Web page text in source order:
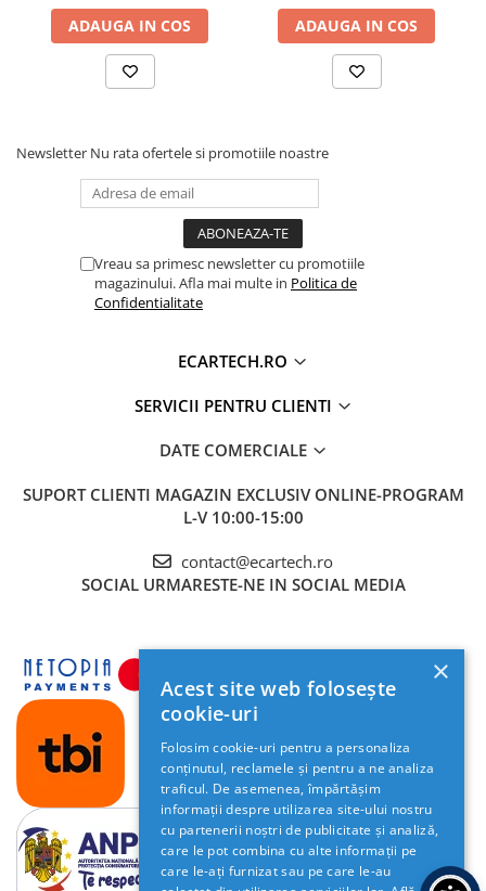
Camera marsarier dedicata
Adaptoare Navigatii
Rame adaptare 2DIN
Accesorii auto
Suport Telefon
Senzori Parcare
Lumini Ambientale
Testere auto
Pompe transfer
Camera Endoscop
Trusa cale distributie
Echipamente service auto
Huse volan
Chei si truse chei
Bricolaj
ADAUGA IN COS ADAUGA IN COS
Newsletter Nu rata ofertele si promotiile noastre
Vreau sa primesc newsletter cu promotiile
magazinului. Afla mai multe in Politica de
Confidentialitate
ECARTECH.RO
SERVICII PENTRU CLIENTI
DATE COMERCIALE
SUPORT CLIENTI MAGAZIN EXCLUSIV ONLINE-PROGRAM
L-V 10:00-15:00
contact@ecartech.ro
SOCIAL URMARESTE-NE IN SOCIAL MEDIA
×
Acest site web folosește
cookie-uri
Folosim cookie-uri pentru a personaliza
conținutul, reclamele și pentru a ne analiza
traficul. De asemenea, împărtășim
informații despre utilizarea site-ului nostru
cu partenerii noștri de publicitate și analiză,
care le pot combina cu alte informații pe
care le-ați furnizat sau pe care le-au